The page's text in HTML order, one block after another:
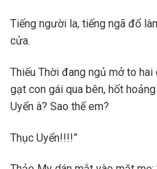
Tiếng người la, tiếng ngã đổ
cửa.
Thiếu Thời đang ngủ mở to
gạt con gái qua bên, hốt
Uyển à? Sao thế em?
Thục Uyển!!!!”